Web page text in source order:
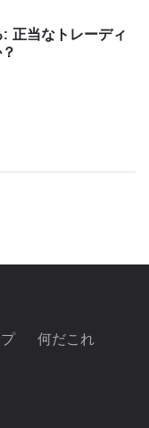
正当なトレーディ
何だこれ